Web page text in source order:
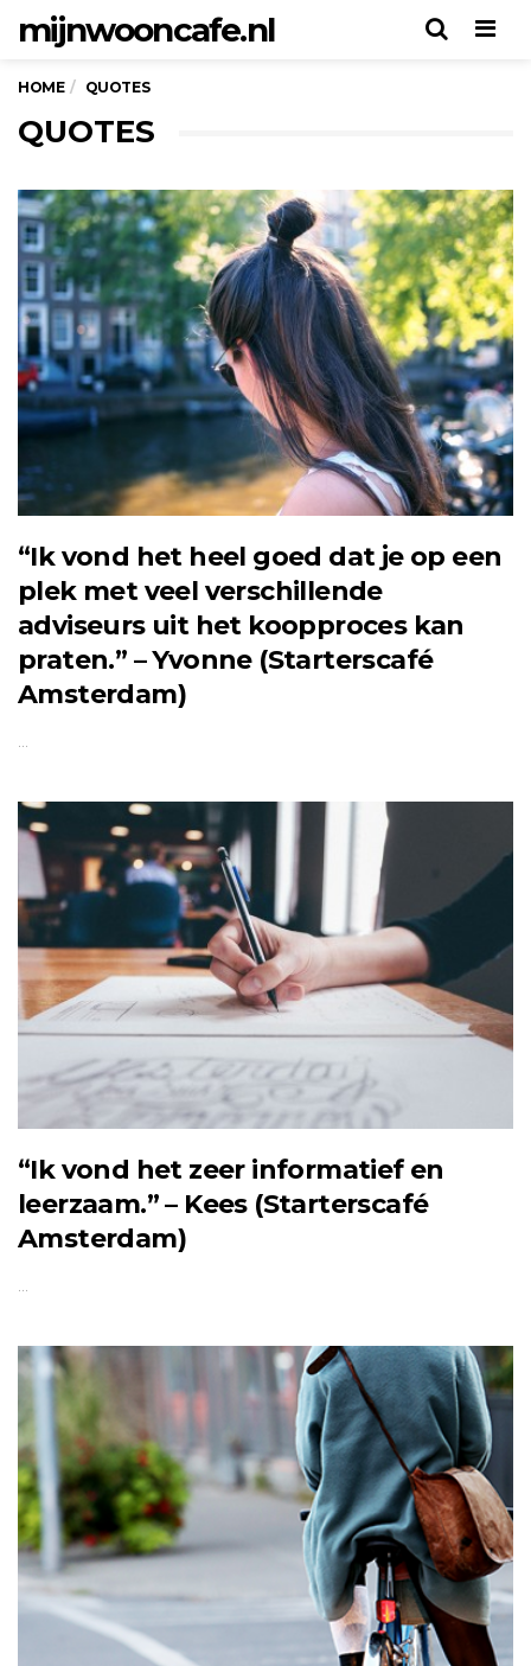
mijnwooncafe.nl
HOME QUOTES
QUOTES
“Ik vond het heel goed dat je op een
plek met veel verschillende
adviseurs uit het koopproces kan
praten.” – Yvonne (Starterscafé
Amsterdam)
…
“Ik vond het zeer informatief en
leerzaam.” – Kees (Starterscafé
Amsterdam)